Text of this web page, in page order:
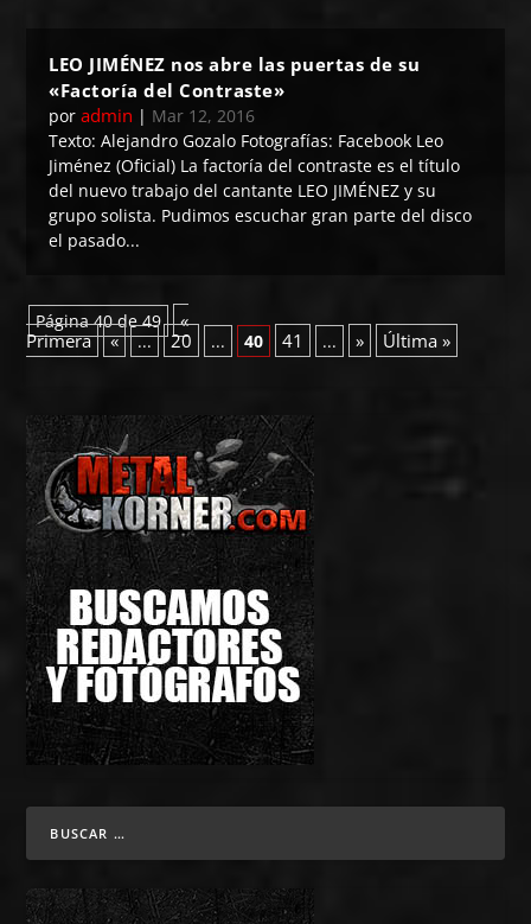
LEO JIMÉNEZ nos abre las puertas de su
«Factoría del Contraste»
poradmin | Mar 12, 2016
Texto: Alejandro Gozalo Fotografías: Facebook Leo
Jiménez (Oficial) La factoría del contraste es el título
del nuevo trabajo del cantante LEO JIMÉNEZ y su
grupo solista. Pudimos escuchar gran parte del disco
el pasado...
Página 40 de 49
«
Primera
« ... 20 ... 40 41 ... » Última »